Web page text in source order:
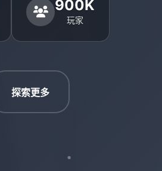
900K
玩家
探索更多